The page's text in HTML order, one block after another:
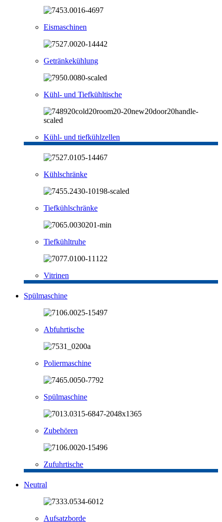
Eismaschinen
Getränkekühlung
Kühl- und Tiefkühltische
Kühl- und tiefkühlzellen
Kühlschränke
Tiefkühlschränke
Tiefkühltruhe
Vitrinen
Spülmaschine
Abfuhrtische
Poliermaschine
Spülmaschine
Zubehören
Zufuhrtische
Neutral
Aufsatzborde